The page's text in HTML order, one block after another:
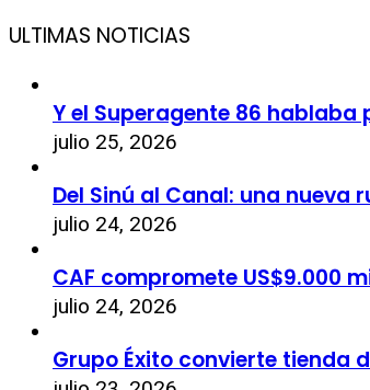
ULTIMAS NOTICIAS
Y el Superagente 86 hablaba
julio 25, 2026
Del Sinú al Canal: una
julio 24, 2026
CAF compromete US$9.000
julio 24, 2026
Grupo Éxito convierte tienda